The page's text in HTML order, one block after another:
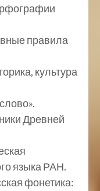
правила
культура
Древней
языка РАН.
фонетика: